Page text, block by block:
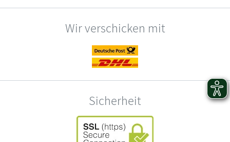
Wir verschicken mit
Sicherheit